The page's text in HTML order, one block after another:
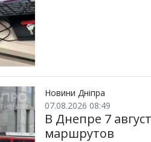
Новини Дніпра
07.08.2026 08:49
В Днепре 7
маршрутов